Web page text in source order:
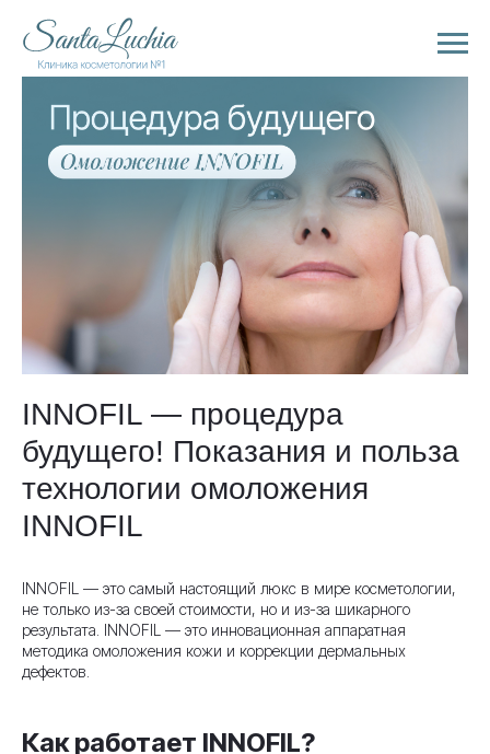
INNOFIL — процедура
будущего! Показания и польза
технологии омоложения
INNOFIL
INNOFIL — это самый настоящий люкс в мире косметологии,
не только из-за своей стоимости, но и из-за шикарного
результата. INNOFIL — это инновационная аппаратная
методика омоложения кожи и коррекции дермальных
дефектов.
Как работает INNOFIL?